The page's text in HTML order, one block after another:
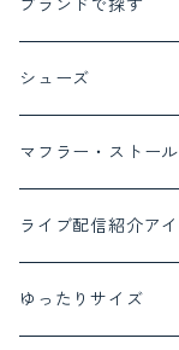
コート
Tシャツ
ブラウス
ボトム
デニム
パンツ
ワンピース
セットアップ対応
セットアップ
デニム
トップス
ブランドで探す
ayane
MONILE
Lalliamu
c.c.cross
シューズ
パンプス
サンダル
ブーツ
マフラー・ストー
ライブ配信紹介ア
ゆったりサイズ